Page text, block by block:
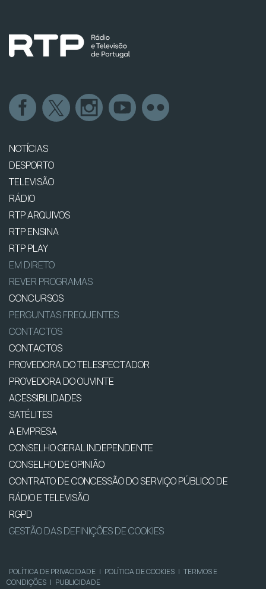
NOTÍCIAS
DESPORTO
TELEVISÃO
RÁDIO
RTP ARQUIVOS
RTP ENSINA
RTP PLAY
EM DIRETO
REVER PROGRAMAS
CONCURSOS
PERGUNTAS FREQUENTES
CONTACTOS
CONTACTOS
PROVEDORA DO TELESPECTADOR
PROVEDORA DO OUVINTE
ACESSIBILIDADES
SATÉLITES
A EMPRESA
CONSELHO GERAL INDEPENDENTE
CONSELHO DE OPINIÃO
CONTRATO DE CONCESSÃO DO SERVIÇO PÚBLICO DE
RÁDIO E TELEVISÃO
RGPD
GESTÃO DAS DEFINIÇÕES DE COOKIES
POLÍTICA DE PRIVACIDADE | POLÍTICA DE COOKIES | TERMOS E
CONDIÇÕES | PUBLICIDADE